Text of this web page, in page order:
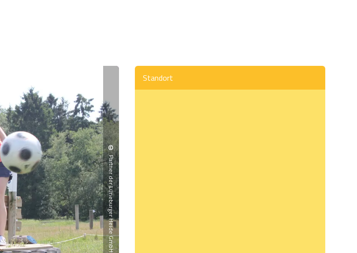
©
Partner der Lüneburger Heide GmbH
Standort